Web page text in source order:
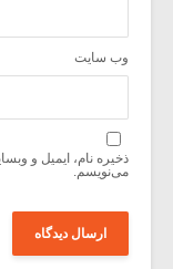
وب‌ سایت
ذخیره نام، ایمیل و
می‌نویسم.